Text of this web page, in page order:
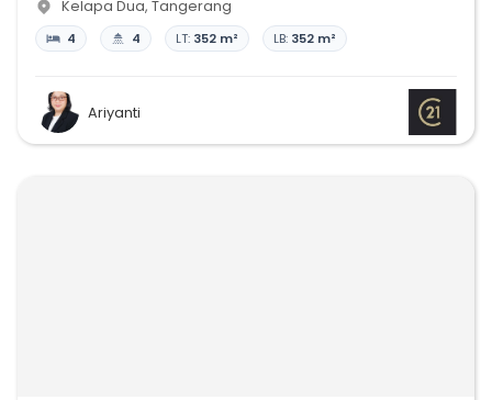
Kelapa Dua, Tangerang
4 4 LT: 352 m² LB: 352 m²
Ariyanti